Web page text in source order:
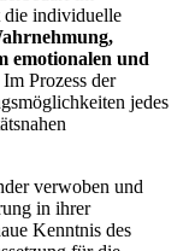
die individuelle
emotionalen und
Prozess der
jedes
verwoben und
in ihrer
Kenntnis des